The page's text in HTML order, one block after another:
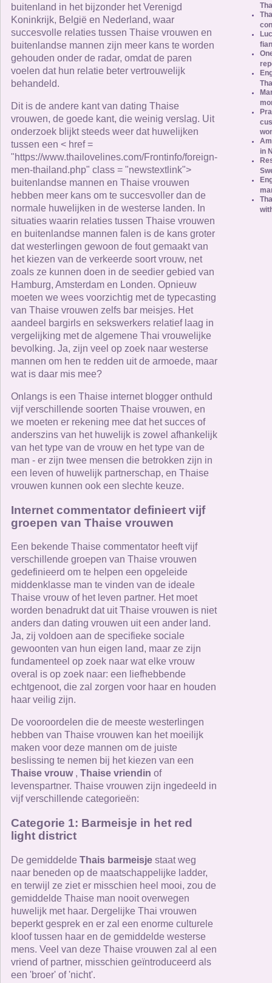
buitenland in het bijzonder het Verenigd
Koninkrijk, België en Nederland, waar
succesvolle relaties tussen Thaise vrouwen en
buitenlandse mannen zijn meer kans te worden
gehouden onder de radar, omdat de paren
voelen dat hun relatie beter vertrouwelijk
behandeld.
Dit is de andere kant van dating Thaise
vrouwen, de goede kant, die weinig verslag. Uit
onderzoek blijkt steeds weer dat huwelijken
tussen een < href =
"https://www.thailovelines.com/Frontinfo/foreign-
men-thailand.php" class = "newstextlink">
buitenlandse mannen en Thaise vrouwen
hebben meer kans om te succesvoller dan de
normale huwelijken in de westerse landen. In
situaties waarin relaties tussen Thaise vrouwen
en buitenlandse mannen falen is de kans groter
dat westerlingen gewoon de fout gemaakt van
het kiezen van de verkeerde soort vrouw, net
zoals ze kunnen doen in de seedier gebied van
Hamburg, Amsterdam en Londen. Opnieuw
moeten we wees voorzichtig met de typecasting
van Thaise vrouwen zelfs bar meisjes. Het
aandeel bargirls en sekswerkers relatief laag in
vergelijking met de algemene Thai vrouwelijke
bevolking. Ja, zijn veel op zoek naar westerse
mannen om hen te redden uit de armoede, maar
wat is daar mis mee?
Onlangs is een Thaise internet blogger onthuld
vijf verschillende soorten Thaise vrouwen, en
we moeten er rekening mee dat het succes of
anderszins van het huwelijk is zowel afhankelijk
van het type van de vrouw en het type van de
man - er zijn twee mensen die betrokken zijn in
een leven of huwelijk partnerschap, en Thaise
vrouwen kunnen ook een slechte keuze.
Internet commentator definieert vijf
groepen van Thaise vrouwen
Een bekende Thaise commentator heeft vijf
verschillende groepen van Thaise vrouwen
gedefinieerd om te helpen een opgeleide
middenklasse man te vinden van de ideale
Thaise vrouw of het leven partner. Het moet
worden benadrukt dat uit Thaise vrouwen is niet
anders dan dating vrouwen uit een ander land.
Ja, zij voldoen aan de specifieke sociale
gewoonten van hun eigen land, maar ze zijn
fundamenteel op zoek naar wat elke vrouw
overal is op zoek naar: een liefhebbende
echtgenoot, die zal zorgen voor haar en houden
haar veilig zijn.
De vooroordelen die de meeste westerlingen
hebben van Thaise vrouwen kan het moeilijk
maken voor deze mannen om de juiste
beslissing te nemen bij het kiezen van een
Thaise vrouw , Thaise vriendin of
levenspartner. Thaise vrouwen zijn ingedeeld in
vijf verschillende categorieën:
Categorie 1: Barmeisje in het red
light district
De gemiddelde Thais barmeisje staat weg
naar beneden op de maatschappelijke ladder,
en terwijl ze ziet er misschien heel mooi, zou de
gemiddelde Thaise man nooit overwegen
huwelijk met haar. Dergelijke Thai vrouwen
beperkt gesprek en er zal een enorme culturele
kloof tussen haar en de gemiddelde westerse
mens. Veel van deze Thaise vrouwen zal al een
vriend of partner, misschien geïntroduceerd als
een 'broer' of 'nicht'.
in